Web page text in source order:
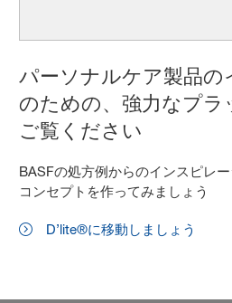
パーソナルケア製品の
のための、強力なプラ
ご覧ください
BASFの処方例からのインスピレ
コンセプトを作ってみましょう
D’lite®に移動しましょう